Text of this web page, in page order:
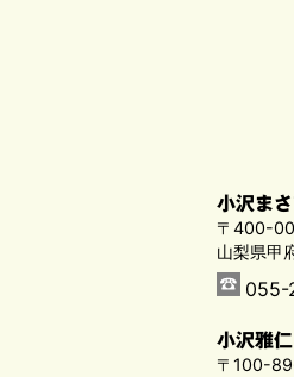
小沢ま
〒400-
山梨県甲
055-
小沢雅
〒100-